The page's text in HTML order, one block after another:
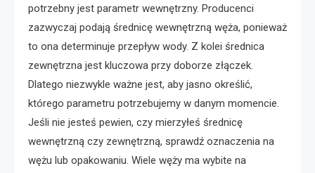
potrzebny jest parametr wewnętrzny. Producenci
zazwyczaj podają średnicę wewnętrzną węża, ponieważ
to ona determinuje przepływ wody. Z kolei średnica
zewnętrzna jest kluczowa przy doborze złączek.
Dlatego niezwykle ważne jest, aby jasno określić,
którego parametru potrzebujemy w danym momencie.
Jeśli nie jesteś pewien, czy mierzyłeś średnicę
wewnętrzną czy zewnętrzną, sprawdź oznaczenia na
wężu lub opakowaniu. Wiele węży ma wybite na